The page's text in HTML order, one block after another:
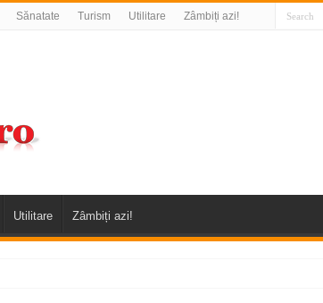
Sănatate Turism Utilitare Zâmbiți azi!
Utilitare Zâmbiți azi!